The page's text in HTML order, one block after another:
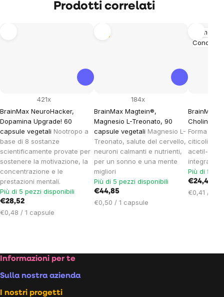
Prodotti correlati
BrainMax NeuroHacker,
Dopamina Upgrade! 60
capsule vegetali Nootropo a
base di 8 sostanze
scientificamente provate per
sostenere la motivazione, la
concentrazione e le
prestazioni mentali.
421x
Più di 5 pezzi disponibili
€28,52
Prezzo
€0,48 / 1 capsule
BrainMax Magtein®,
Magnesio L-Treonato, 90
capsule vegetali Magnesio L-
Treonato, salute del cervello,
neuroni calmanti e nutrienti,
per un sonno e una mente
migliori
184x
Più di 5 pezzi disponibili
€44,85
Prezzo
€0,50 / 1 capsule
Memoria
BrainMax
Choline,
Forma
citicolina
acetil-L-
Più di 5
€24,44
Prezzo
€0,41 / 1
Footer
Informazioni per te
Sulla nostra azienda
I nostri progetti